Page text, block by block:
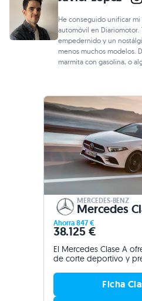
He conseguido unificar
automóvil en
empedernido y un
menos muchos modelos.
marmita con gasolina, o
MERCEDES-BENZ
Mercedes
Ahorra 847 €
38.125 €
El Mercedes Clase A
de corte deportivo y
Ficha